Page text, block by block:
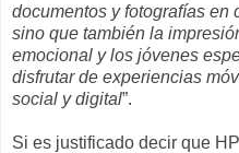
documentos y fotografías en
sino que también la
emocional y los jóvenes
disfrutar de experiencias
social y digital”.
Si es justificado decir que